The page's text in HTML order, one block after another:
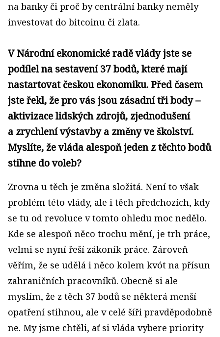
na banky či proč by centrální banky neměly
investovat do bitcoinu či zlata.
V Národní ekonomické radě vlády jste se
podílel na sestavení 37 bodů, které mají
nastartovat českou ekonomiku. Před časem
jste řekl, že pro vás jsou zásadní tři body –
akti­vizace lidských zdrojů, zjednodušení
a zrychlení výstavby a změny ve školství.
Myslíte, že vláda alespoň jeden z těchto bodů
stihne do voleb?
Zrovna u těch je změna složitá. Není to však
problém této vlády, ale i těch předchozích, kdy
se tu od revoluce v tomto ohledu moc nedělo.
Kde se alespoň něco trochu mění, je trh práce,
velmi se nyní řeší zákoník práce. Zároveň
věřím, že se udělá i něco kolem kvót na přísun
zahraničních pracovníků. Obecně si ale
myslím, že z těch 37 bodů se některá menší
opatření stihnou, ale v celé šíři pravděpodobně
ne. My jsme chtěli, ať si vláda vybere priority